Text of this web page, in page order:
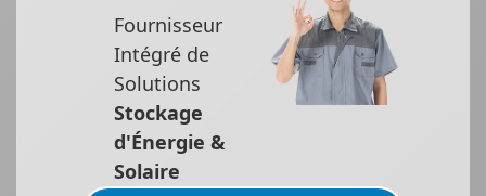
Fournisseur
Intégré de
Solutions
Stockage
d'Énergie &
Solaire